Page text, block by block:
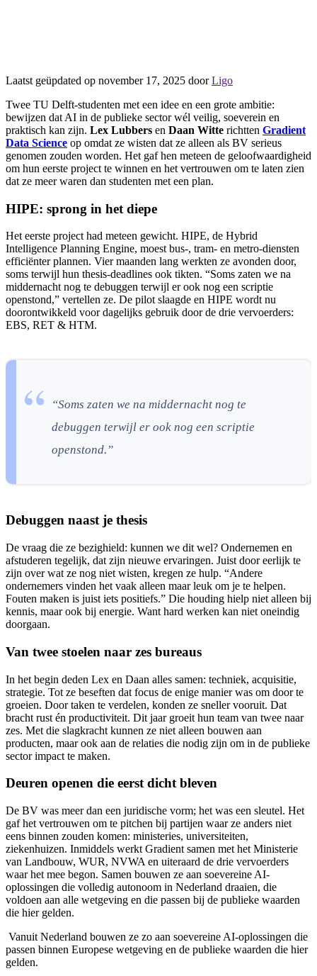
Laatst geüpdated op november 17, 2025 doorLigo
Twee TU Delft-studenten met een idee en een grote ambitie:
bewijzen dat AI in de publieke sector wél veilig, soeverein en
praktisch kan zijn. Lex Lubbers en Daan Witte richtten Gradient
Data Science op omdat ze wisten dat ze alleen als BV serieus
genomen zouden worden. Het gaf hen meteen de geloofwaardigheid
om hun eerste project te winnen en het vertrouwen om te laten zien
dat ze meer waren dan studenten met een plan.
HIPE: sprong in het diepe
Het eerste project had meteen gewicht. HIPE, de Hybrid
Intelligence Planning Engine, moest bus-, tram- en metro-diensten
efficiënter plannen. Vier maanden lang werkten ze avonden door,
soms terwijl hun thesis-deadlines ook tikten. “Soms zaten we na
middernacht nog te debuggen terwijl er ook nog een scriptie
openstond,” vertellen ze. De pilot slaagde en HIPE wordt nu
doorontwikkeld voor dagelijks gebruik door de drie vervoerders:
EBS, RET & HTM.
“Soms zaten we na middernacht nog te
debuggen terwijl er ook nog een scriptie
openstond.”
Debuggen naast je thesis
De vraag die ze bezighield: kunnen we dit wel? Ondernemen en
afstuderen tegelijk, dat zijn nieuwe ervaringen. Juist door eerlijk te
zijn over wat ze nog niet wisten, kregen ze hulp. “Andere
ondernemers vinden het vaak alleen maar leuk om je te helpen.
Fouten maken is juist iets positiefs.” Die houding hielp niet alleen bij
kennis, maar ook bij energie. Want hard werken kan niet oneindig
doorgaan.
Van twee stoelen naar zes bureaus
In het begin deden Lex en Daan alles samen: techniek, acquisitie,
strategie. Tot ze beseften dat focus de enige manier was om door te
groeien. Door taken te verdelen, konden ze sneller vooruit. Dat
bracht rust én productiviteit. Dit jaar groeit hun team van twee naar
zes. Met die slagkracht kunnen ze niet alleen bouwen aan
producten, maar ook aan de relaties die nodig zijn om in de publieke
sector impact te maken.
Deuren openen die eerst dicht bleven
De BV was meer dan een juridische vorm; het was een sleutel. Het
gaf het vertrouwen om te pitchen bij partijen waar ze anders niet
eens binnen zouden komen: ministeries, universiteiten,
ziekenhuizen. Inmiddels werkt Gradient samen met het Ministerie
van Landbouw, WUR, NVWA en uiteraard de drie vervoerders
waar het mee begon. Samen bouwen ze aan soevereine AI-
oplossingen die volledig autonoom in Nederland draaien, die
voldoen aan alle wetgeving en die passen bij de publieke waarden
die hier gelden.
Vanuit Nederland bouwen ze zo aan soevereine AI-oplossingen die
passen binnen Europese wetgeving en de publieke waarden die hier
gelden.